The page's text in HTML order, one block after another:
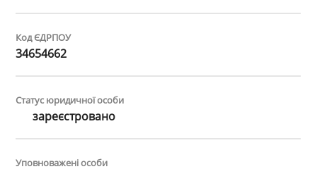
Код ЄДРПОУ
34654662
Статус юридичної особи
зареєстровано
Уповноважені особи